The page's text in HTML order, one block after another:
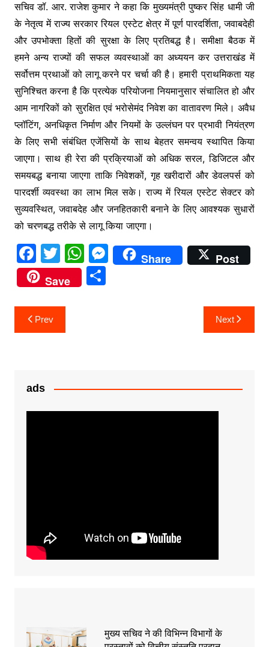
सचिव डॉ. आर. राजेश कुमार ने कहा कि मुख्यमंत्री पुष्कर सिंह धामी जी
के नेतृत्व में राज्य सरकार रियल एस्टेट क्षेत्र में पूर्ण पारदर्शिता, जवाबदेही
और उपभोक्ता हितों की सुरक्षा के लिए प्रतिबद्ध है। समीक्षा बैठक में
हमने अन्य राज्यों की सफल व्यवस्थाओं का अध्ययन कर उत्तराखंड में
सर्वोत्तम प्रथाओं को लागू करने पर चर्चा की है। हमारी प्राथमिकता यह
सुनिश्चित करना है कि प्रत्येक परियोजना नियमानुसार संचालित हो और
आम नागरिकों को सुरक्षित एवं भरोसेमंद निवेश का वातावरण मिले। अवैध
प्लॉटिंग, अनधिकृत निर्माण और नियमों के उल्लंघन पर प्रभावी नियंत्रण
के लिए सभी संबंधित एजेंसियों के साथ बेहतर समन्वय स्थापित किया
जाएगा। साथ ही रेरा की प्रक्रियाओं को अधिक सरल, डिजिटल और
समयबद्ध बनाया जाएगा ताकि निवेशकों, गृह खरीदारों और डेवलपर्स को
पारदर्शी व्यवस्था का लाभ मिल सके। राज्य में रियल एस्टेट सेक्टर को
सुव्यवस्थित, जवाबदेह और जनहितकारी बनाने के लिए आवश्यक सुधारों
को चरणबद्ध तरीके से लागू किया जाएगा।
F
a
c
e
b
k
T
w
itt
er
W
h
at
M
e
er
Share
Post
Save
S
Post
navigation
Prev Next
ads
मुख्य सचिव ने की विभिन्न विभागों के